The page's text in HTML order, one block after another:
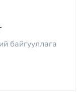
байгууллага